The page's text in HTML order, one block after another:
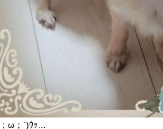
ω；`)ｳｯ…